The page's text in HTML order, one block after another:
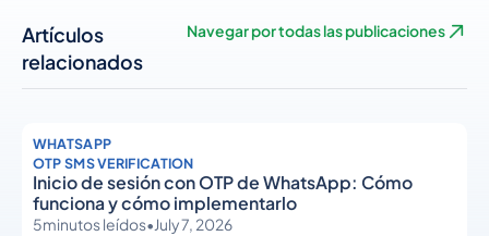
Artículos
relacionados
Navegar por todas las publicaciones
WHATSAPP
OTP SMS VERIFICATION
Inicio de sesión con OTP de WhatsApp: Cómo
funciona y cómo implementarlo
5minutos leídos•July 7, 2026